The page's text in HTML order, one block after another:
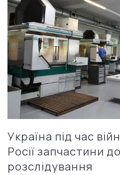
Україна під час
Росії запчастини до
розслідування